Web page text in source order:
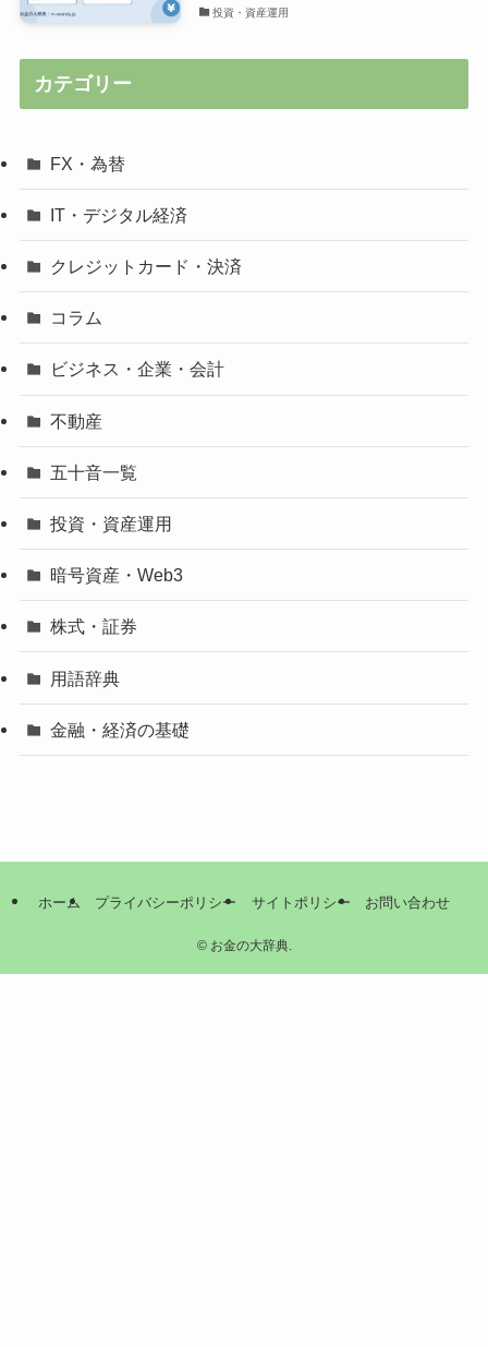
投資・資産運用
カテゴリー
FX・為替
IT・デジタル経済
クレジットカード・決済
コラム
ビジネス・企業・会計
不動産
五十音一覧
投資・資産運用
暗号資産・Web3
株式・証券
用語辞典
金融・経済の基礎
ホーム プライバシーポリシー サイトポリシー お問い合わせ
©お金の大辞典.